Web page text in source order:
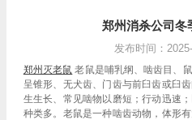
郑州消杀公司冬
发布时间：
郑州灭老鼠 老鼠是哺乳纲、啮齿目、
呈锥形、无犬齿、门齿与前臼齿或臼
生生长、常见啮物以磨短；行动迅速
种类多。老鼠是一种啮齿动物，体形